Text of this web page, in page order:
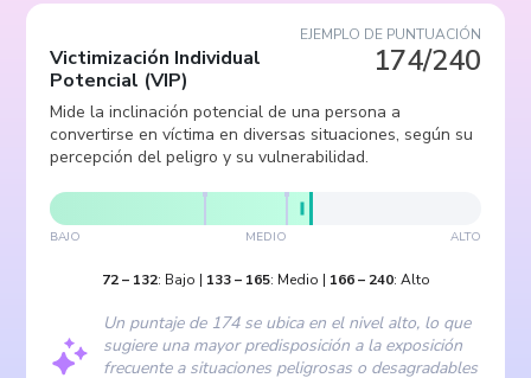
EJEMPLO DE PUNTUACIÓN
174/240
Victimización Individual
Potencial (VIP)
Mide la inclinación potencial de una persona a
convertirse en víctima en diversas situaciones, según su
percepción del peligro y su vulnerabilidad.
BAJO MEDIO ALTO
72– 132: Bajo | 133– 165: Medio | 166– 240: Alto
Un puntaje de 174 se ubica en el nivel alto, lo que
sugiere una mayor predisposición a la exposición
frecuente a situaciones peligrosas o desagradables